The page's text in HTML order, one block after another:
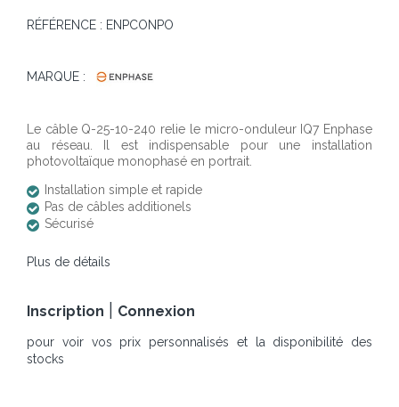
RÉFÉRENCE : ENPCONPO
MARQUE :
Le câble Q-25-10-240 relie le micro-onduleur IQ7 Enphase
au réseau. Il est indispensable pour une installation
photovoltaïque monophasé en portrait.
Installation simple et rapide
Pas de câbles additionels
Sécurisé
Plus de détails
Inscription Connexion
pour voir vos prix personnalisés et la disponibilité des
stocks